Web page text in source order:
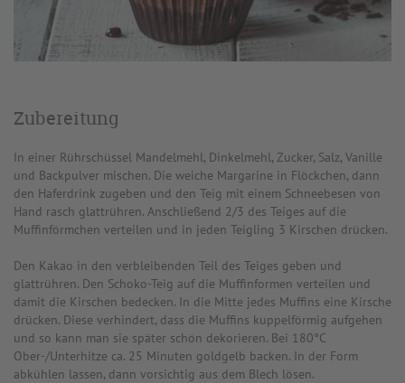
Zubereitung
In einer Rührschüssel Mandelmehl, Dinkelmehl, Zucker, Salz, Vanille
und Backpulver mischen. Die weiche Margarine in Flöckchen, dann
den Haferdrink zugeben und den Teig mit einem Schneebesen von
Hand rasch glattrühren. Anschließend 2/3 des Teiges auf die
Muffinförmchen verteilen und in jeden Teigling 3 Kirschen drücken.
Den Kakao in den verbleibenden Teil des Teiges geben und
glattrühren. Den Schoko-Teig auf die Muffinformen verteilen und
damit die Kirschen bedecken. In die Mitte jedes Muffins eine Kirsche
drücken. Diese verhindert, dass die Muffins kuppelförmig aufgehen
und so kann man sie später schön dekorieren. Bei 180°C
Ober-/Unterhitze ca. 25 Minuten goldgelb backen. In der Form
abkühlen lassen, dann vorsichtig aus dem Blech lösen.